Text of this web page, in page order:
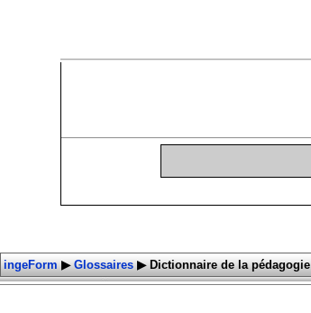
ingeForm ▶ Glossaires ▶Dictionnaire de la pédagogie